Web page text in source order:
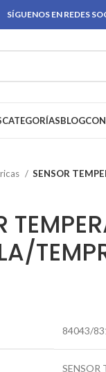
SÍGUENOS EN REDES
CATEGORÍASBLOG
SENSOR
84043/
SENSOR